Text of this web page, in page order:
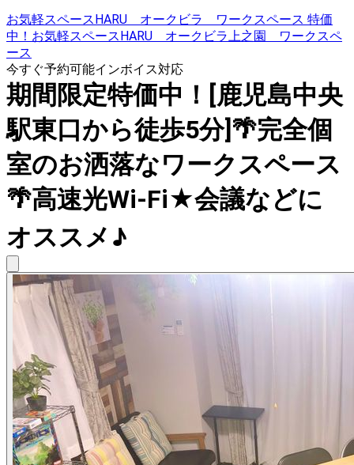
お気軽スペースHARU オークビラ ワークスペース 特価
中！お気軽スペースHARU オークビラ上之園 ワークスペ
ース
今すぐ予約可能インボイス対応
期間限定特価中！[鹿児島中央
駅東口から徒歩5分]🌴完全個
室のお洒落なワークスペース
🌴高速光Wi-Fi★会議などに
オススメ♪